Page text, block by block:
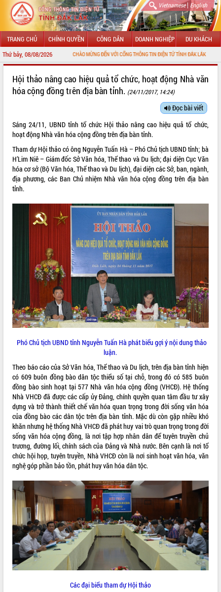
Vietnamese| English
TRANG CHỦ CHÍNH QUYỀN CÔNG DÂN DOANH NGHIỆP DU KHÁCH
Thứ bảy, 08/08/2026CHÀO MỪNG ĐẾN VỚI CỔNG THÔNG TIN ĐIỆN TỬ TỈNH ĐẮK LẮK
LÃNH ĐẠO UBND TỈNH
SỞ, BAN, NGÀNH
UBND CÁC XÃ, PHƯỜNG
THÔNG TIN CHỈ ĐẠO ĐIỀU HÀNH
HỆ THỐNG VĂN BẢN
VĂN BẢN HĐND TỈNH
QUY HOẠCH - KẾ HOẠCH
VIDEO
Khám bệnh, cấp phát thuốc miễn phí
và tặng quà người dân xã Cư Pui
Hội thảo nâng cao hiệu quả tổ chức, hoạt động Nhà văn
hóa cộng đồng trên địa bàn tỉnh. (24/11/2017, 14:24)
Đọc bài viết
Sáng 24/11, UBND tỉnh tổ chức Hội thảo nâng cao hiệu quả tổ chức,
hoạt động Nhà văn hóa cộng đồng trên địa bàn tỉnh.
Tham dự Hội thảo có ông Nguyễn Tuấn Hà – Phó Chủ tịch UBND tỉnh; bà
H’Lim Niê – Giám đốc Sở Văn hóa, Thể thao và Du lịch; đại diện Cục Văn
hóa cơ sở (Bộ Văn hóa, Thể thao và Du lịch), đại diện các Sở, ban, ngành,
địa phương, các Ban Chủ nhiệm Nhà văn hóa cộng đồng trên địa bàn
tỉnh.
Phó Chủ tịch UBND tỉnh Nguyễn Tuấn Hà phát biểu gợi ý nội dung thảo
luận.
Theo báo cáo của Sở Văn hóa, Thể thao và Du lịch, trên địa bàn tỉnh hiện
có 609 buôn đồng bào dân tộc thiểu số tại chỗ, trong đó có 585 buôn
đồng bào sinh hoạt tại 577 Nhà văn hóa cộng đồng (VHCĐ). Hệ thống
Nhà VHCĐ đã được các cấp ủy Đảng, chính quyền quan tâm đầu tư xây
dựng và trở thành thiết chế văn hóa quan trọng trong đời sống văn hóa
của đồng bào các dân tộc trên địa bàn tỉnh. Mặc dù còn gặp nhiều khó
khăn nhưng hệ thống Nhà VHCĐ đã phát huy vai trò quan trọng trong đời
sống văn hóa cộng đồng, là nơi tập hợp nhân dân để tuyên truyền chủ
trương, đường lối, chính sách của Đảng và Nhà nước. Bên cạnh là nơi tổ
chức hội họp, tuyên truyền, Nhà VHCĐ còn là nơi sinh hoạt văn hóa, văn
nghệ góp phần bảo tồn, phát huy văn hóa dân tộc.
Các đại biểu tham dự Hội thảo